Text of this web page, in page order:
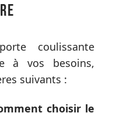
coulissante
à vos besoins,
suivants :
choisir le